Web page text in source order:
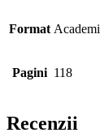
Format
Pagini 118
Recenzii